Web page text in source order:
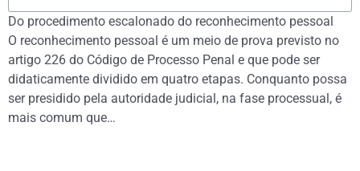
Do procedimento escalonado do reconhecimento pessoal
O reconhecimento pessoal é um meio de prova previsto no
artigo 226 do Código de Processo Penal e que pode ser
didaticamente dividido em quatro etapas. Conquanto possa
ser presidido pela autoridade judicial, na fase processual, é
mais comum que…